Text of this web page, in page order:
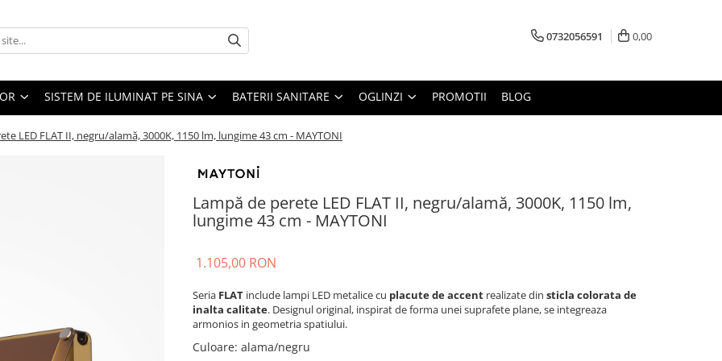
0732056591 0,00
SISTEM DE ILUMINAT PE SINA BATERII SANITARE OGLINZI PROMOTII BLOG
LED FLAT II, negru/alamă, 3000K, 1150 lm, lungime 43 cm - MAYTONI
Lampă de perete LED FLAT II, negru/alamă, 3000K, 1150 lm,
lungime 43 cm - MAYTONI
1.105,00 RON
Seria FLAT include lampi LED metalice cu placute de accent realizate din sticla colorata de
inalta calitate. Designul original, inspirat de forma unei suprafete plane, se integreaza
armonios in geometria spatiului.
Culoare: alama/negru